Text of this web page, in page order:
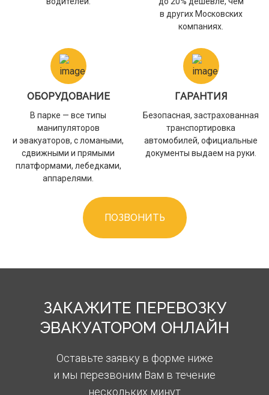
в других Московских
компаниях.
ОБОРУДОВАНИЕ
В парке — все типы
манипуляторов
и эвакуаторов, с ломаными,
сдвижными и прямыми
платформами, лебедками,
аппарелями.
ГАРАНТИЯ
Безопасная, застрахованная
транспортировка
автомобилей, официальные
документы выдаем на руки.
ПОЗВОНИТЬ
ЗАКАЖИТЕ ПЕРЕВОЗКУ
ЭВАКУАТОРОМ ОНЛАЙН
Оставьте заявку в форме ниже
и мы перезвоним Вам в течение
нескольких минут